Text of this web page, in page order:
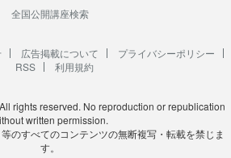
全国公開講座検索
広告掲載について
プライバシーポリシー
RSS
利用規約
rights reserved. No reproduction or republication
written permission.
のすべてのコンテンツの無断複写・転載を禁じま
す。